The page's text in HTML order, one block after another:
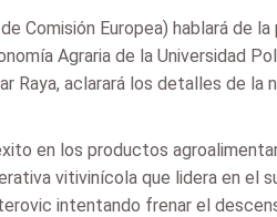
Comisión Europea) hablará de
Agraria de la Universidad
aclarará los detalles de la
en los productos
vitivinícola que lidera en el
intentando frenar el